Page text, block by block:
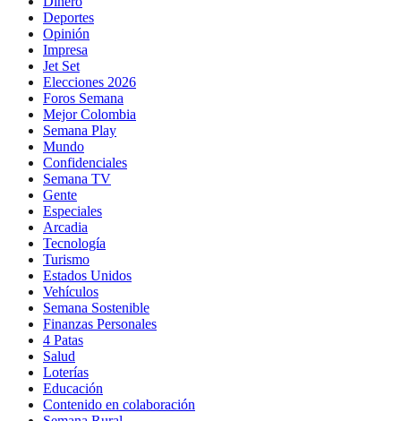
Deportes
Opinión
Impresa
Jet Set
Elecciones 2026
Foros Semana
Mejor Colombia
Semana Play
Mundo
Confidenciales
Semana TV
Gente
Especiales
Arcadia
Tecnología
Turismo
Estados Unidos
Vehículos
Semana Sostenible
Finanzas Personales
4 Patas
Salud
Loterías
Educación
Contenido en colaboración